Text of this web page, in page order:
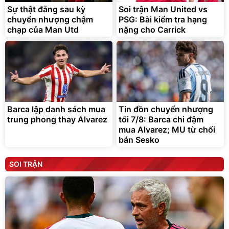
Sự thật đằng sau kỳ
chuyển nhượng chậm
chạp của Man Utd
Soi trận Man United vs
PSG: Bài kiểm tra hạng
nặng cho Carrick
Barca lập danh sách mua
trung phong thay Alvarez
Tin đồn chuyển nhượng
tối 7/8: Barca chi đậm
mua Alvarez; MU từ chối
bán Sesko
SOI TRẬN